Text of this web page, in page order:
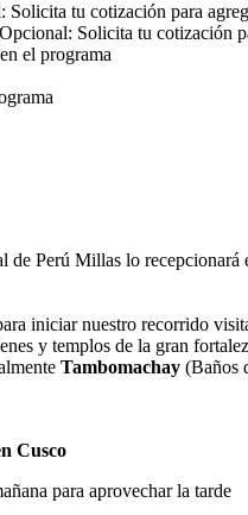
tu cotización para
Solicita tu cotización
el programa
de Perú Millas lo
iniciar nuestro recorrido
y templos de la gran
Tambomachay (Baños
Cusco
para aprovechar la tarde